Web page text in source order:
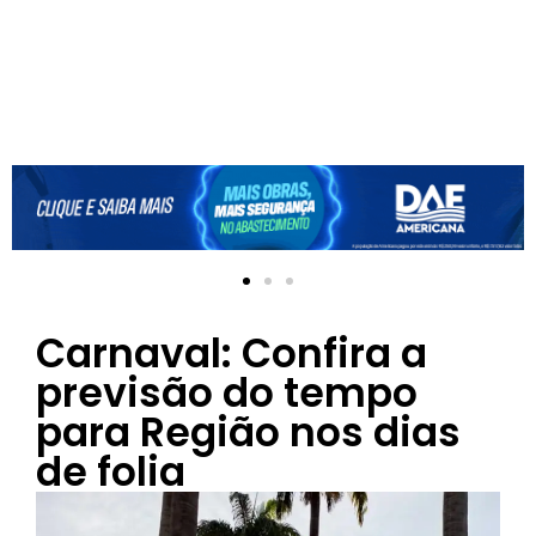
Carnaval: Confira a
previsão do tempo
para Região nos dias
de folia